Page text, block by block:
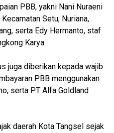
PBB, yakni Nani Nuraeni
Setu, Nuriana,
serta Edy Hermanto, staf
Karya.
juga diberikan kepada wajib
PBB menggunakan
serta PT Alfa Goldland
daerah Kota Tangsel sejak